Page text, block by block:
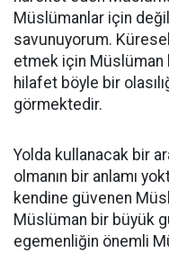
Müslümanlar için
savunuyorum.
etmek için Müslüman
hilafet böyle bir
görmektedir.
Yolda kullanacak bir
olmanın bir anlamı
kendine güvenen
Müslüman bir büyük
egemenliğin önemli